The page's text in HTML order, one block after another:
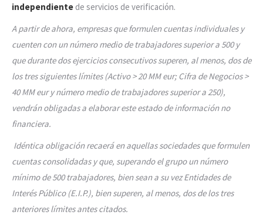
independiente de servicios de verificación.
A partir de ahora, empresas que formulen cuentas individuales y
cuenten con un número medio de trabajadores superior a 500 y
que durante dos ejercicios consecutivos superen, al menos, dos de
los tres siguientes límites (Activo > 20 MM eur; Cifra de Negocios >
40 MM eur y número medio de trabajadores superior a 250),
vendrán obligadas a elaborar este estado de información no
financiera.
Idéntica obligación recaerá en aquellas sociedades que formulen
cuentas consolidadas y que, superando el grupo un número
mínimo de 500 trabajadores, bien sean a su vez Entidades de
Interés Público (E.I.P.), bien superen, al menos, dos de los tres
anteriores límites antes citados.